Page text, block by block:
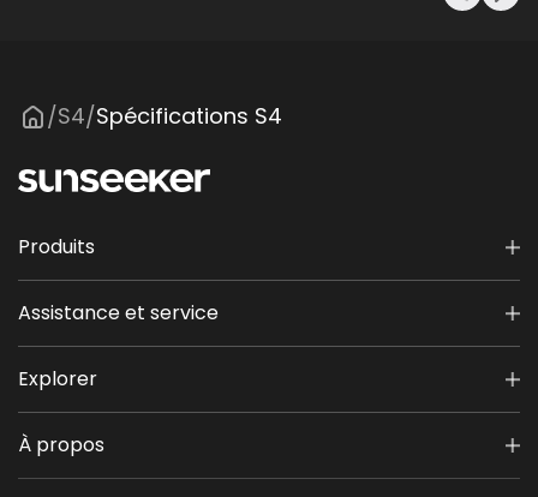
Pente maximale
Système de transmission
0.45 m/s
Étanche
Limites virtuelles
/S4/Spécifications S4
Produits
Assistance et service
Explorer
À propos